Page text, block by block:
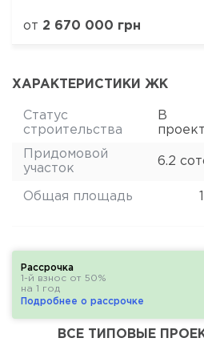
от 2 670 000 грн
ХАРАКТЕРИСТИКИ ЖК
Статус
строительства
В
Придомовой
участок
6.2
Общая площадь
Рассрочка
1-й взнос от 50%
на 1 год
Подробнее о рассрочке
ВСЕ ТИПОВЫЕ